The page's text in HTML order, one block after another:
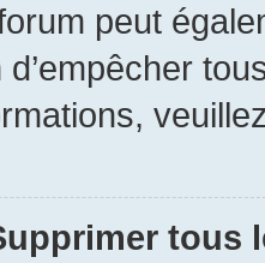
peut
tous